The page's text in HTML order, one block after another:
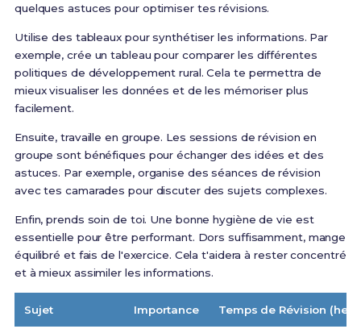
quelques astuces pour optimiser tes révisions.
Utilise des tableaux pour synthétiser les informations. Par
exemple, crée un tableau pour comparer les différentes
politiques de développement rural. Cela te permettra de
mieux visualiser les données et de les mémoriser plus
facilement.
Ensuite, travaille en groupe. Les sessions de révision en
groupe sont bénéfiques pour échanger des idées et des
astuces. Par exemple, organise des séances de révision
avec tes camarades pour discuter des sujets complexes.
Enfin, prends soin de toi. Une bonne hygiène de vie est
essentielle pour être performant. Dors suffisamment, mange
équilibré et fais de l'exercice. Cela t'aidera à rester concentré
et à mieux assimiler les informations.
Sujet Importance Temps de Révision